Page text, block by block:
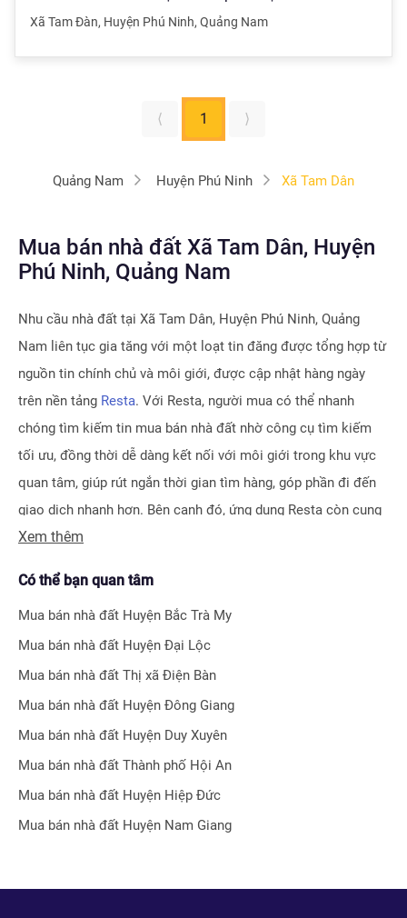
Xã Tam Đàn, Huyện Phú Ninh, Quảng Nam
⟨ 1 ⟩
Quảng Nam Huyện Phú Ninh Xã Tam Dân
Mua bán nhà đất Xã Tam Dân, Huyện
Phú Ninh, Quảng Nam
Nhu cầu nhà đất tại Xã Tam Dân, Huyện Phú Ninh, Quảng
Nam liên tục gia tăng với một loạt tin đăng được tổng hợp từ
nguồn tin chính chủ và môi giới, được cập nhật hàng ngày
trên nền tảng Resta. Với Resta, người mua có thể nhanh
chóng tìm kiếm tin mua bán nhà đất nhờ công cụ tìm kiếm
tối ưu, đồng thời dễ dàng kết nối với môi giới trong khu vực
quan tâm, giúp rút ngắn thời gian tìm hàng, góp phần đi đến
giao dịch nhanh hơn. Bên cạnh đó, ứng dụng Resta còn cung
cấp công cụ Đăng tin vô cùng tiện ích, giúp người bán hay
tính điểm thông minh.
phát triển nhiều công cụ hỗ trợ tối ưu cho các nhà đầu tư bất
động sản chuyên nghiệp như Tra cứu quy hoạch toàn quốc
miễn phí, Bộ lọc địa phương 360hay
Với nhiều công cụ tiện ích mà nền tảng mang lại, chúng tôi
tin rằngRestasẽ trở thành trợ thủ đắc lực cho nhà đầu tư
trong quá trình tìm kiếm và đầu tư bất động sản.
Xem thêm
Có thể bạn quan tâm
Mua bán nhà đất Huyện Bắc Trà My
Mua bán nhà đất Huyện Đại Lộc
Mua bán nhà đất Thị xã Điện Bàn
Mua bán nhà đất Huyện Đông Giang
Mua bán nhà đất Huyện Duy Xuyên
Mua bán nhà đất Thành phố Hội An
Mua bán nhà đất Huyện Hiệp Đức
Mua bán nhà đất Huyện Nam Giang